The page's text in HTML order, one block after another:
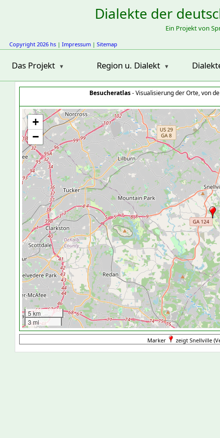
Dialekte der
Ein Projekt von
Copyright 2026 hs | Impressum | Sitemap
Das Projekt Region u. Dialekt
Besucheratlas- Visualisierung der Orte, von
+
−
5 km
3 mi
Marker zeigt Snellville